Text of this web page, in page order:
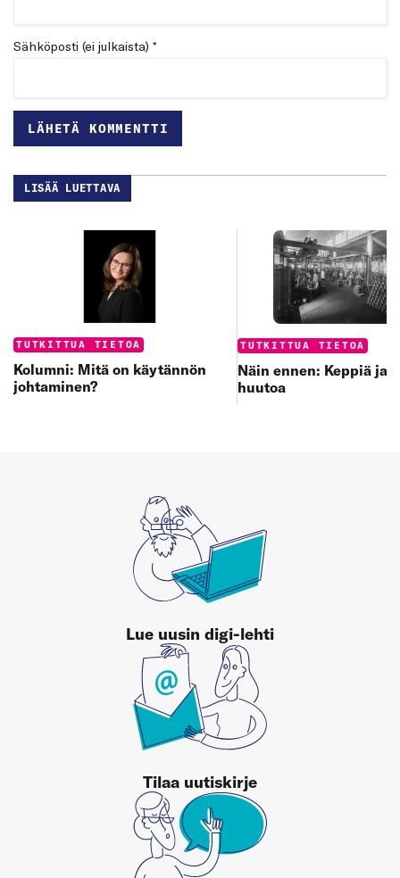
Sähköposti (ei julkaista) *
LISÄÄ LUETTAVA
Categories:
TUTKITTUA TIETOA
Kolumni: Mitä on käytännön
johtaminen?
Categories:
TUTKITTUA TIETOA
Näin ennen: Keppiä ja
huutoa
Lue uusin digi-lehti
Tilaa uutiskirje